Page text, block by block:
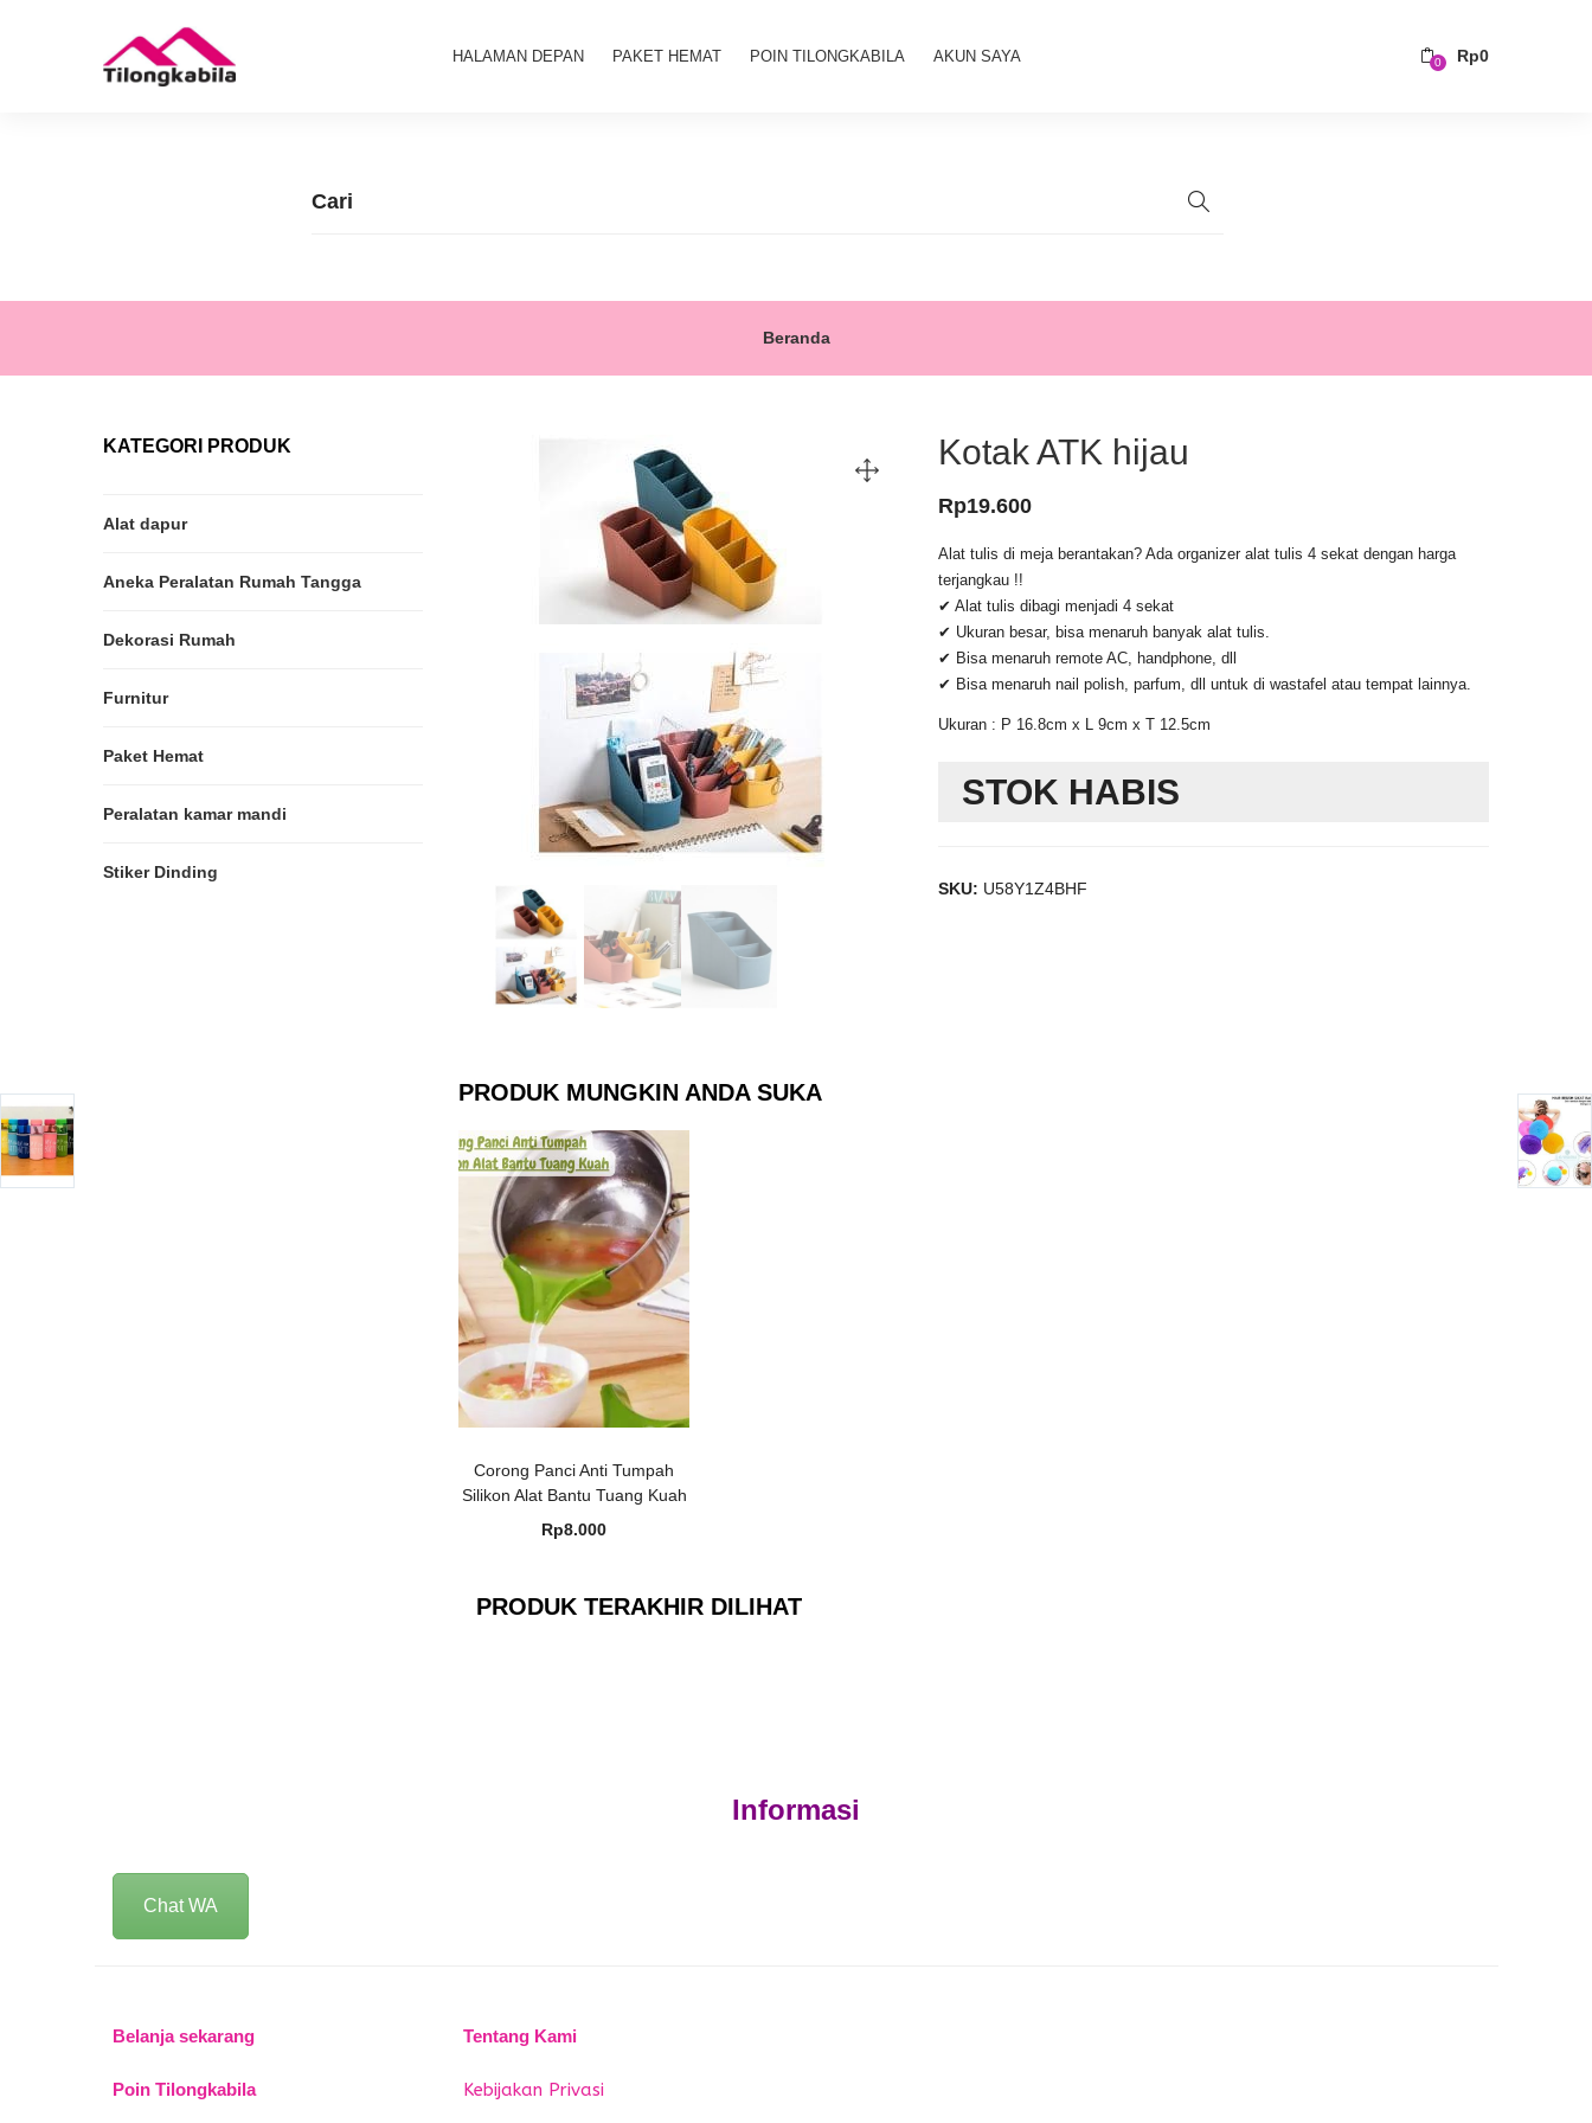
HALAMAN DEPAN PAKET HEMAT POIN TILONGKABILA AKUN SAYA 0 Rp0
Beranda
Kotak ATK hijau
Rp19.600
Alat tulis di meja berantakan? Ada organizer alat tulis 4 sekat dengan harga
terjangkau !!
✔ Alat tulis dibagi menjadi 4 sekat
✔ Ukuran besar, bisa menaruh banyak alat tulis.
✔ Bisa menaruh remote AC, handphone, dll
✔ Bisa menaruh nail polish, parfum, dll untuk di wastafel atau tempat lainnya.
Ukuran : P 16.8cm x L 9cm x T 12.5cm
STOK HABIS
SKU: U58Y1Z4BHF
PRODUK MUNGKIN ANDA SUKA
Corong Panci Anti Tumpah
Silikon Alat Bantu Tuang Kuah
Rp8.000
PRODUK TERAKHIR DILIHAT
KATEGORI PRODUK
Alat dapur
Aneka Peralatan Rumah Tangga
Dekorasi Rumah
Furnitur
Paket Hemat
Peralatan kamar mandi
Stiker Dinding
Informasi
Chat WA
Belanja sekarang
Poin Tilongkabila
Tentang Kami
Kebijakan Privasi